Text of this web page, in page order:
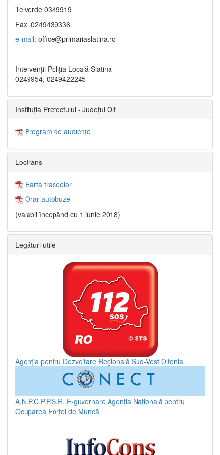
Telverde 0349919
Fax: 0249439336
e-mail: office@primariaslatina.ro
Intervenții Poliția Locală Slatina
0249954, 0249422245
Instituția Prefectului - Județul Olt
Program de audiențe
Loctrans
Harta traseelor
Orar autobuze
(valabil începând cu 1 iunie 2018)
Legături utile
Agenția pentru Dezvoltare Regională Sud-Vest Oltenia
A.N.P.C.P.P.S.R. E-guvernare Agenția Națională pentru
Ocuparea Forței de Muncă